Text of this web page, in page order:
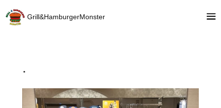
Grill&HamburgerMonster
.